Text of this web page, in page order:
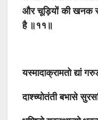
और चूड़ियों की खनक से
है ॥११॥
यस्मादाक्रामतो द्यां
दाश्च्योतंती बभासे